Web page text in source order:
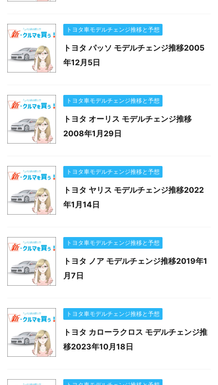
トヨタ車モデルチェンジ推移と予想
トヨタ パッソ モデルチェンジ推移2005
年12月5日
トヨタ車モデルチェンジ推移と予想
トヨタ オーリス モデルチェンジ推移
2008年1月29日
トヨタ車モデルチェンジ推移と予想
トヨタ ヤリス モデルチェンジ推移2022
年1月14日
トヨタ車モデルチェンジ推移と予想
トヨタ ノア モデルチェンジ推移2019年1
月7日
トヨタ車モデルチェンジ推移と予想
トヨタ カローラクロス モデルチェンジ推
移2023年10月18日